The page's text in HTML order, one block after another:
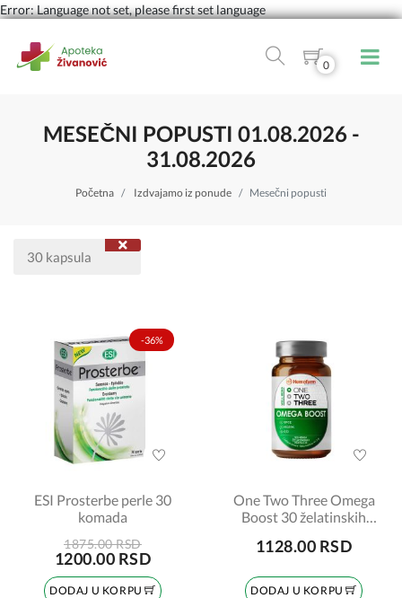
Error: Language not set, please first set language
0
MESEČNI POPUSTI 01.08.2026 -
31.08.2026
Početna Izdvajamo iz ponude Mesečni popusti
30 kapsula
-36%
ESI Prosterbe perle 30
komada
1875.00 RSD
1200.00 RSD
DODAJ U KORPU
One Two Three Omega
Boost 30 želatinskih
1128.00 RSD
DODAJ U KORPU